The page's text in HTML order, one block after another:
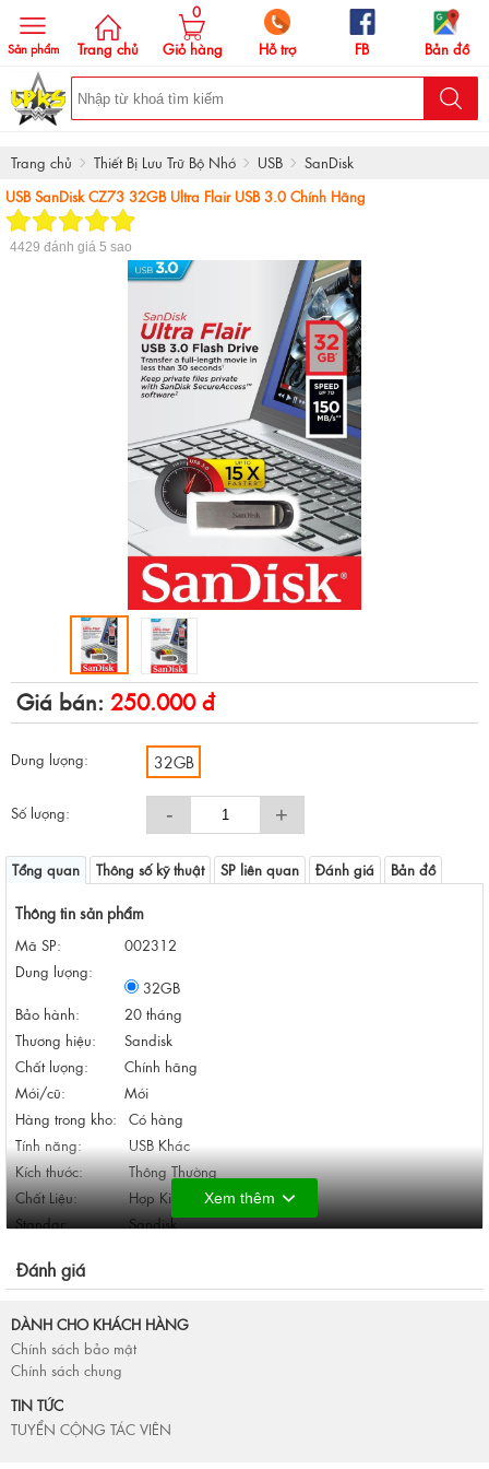
Sản phẩm Trang chủ Giỏ hàng
0
Hỗ trợ
FB Bản đồ
Trang chủ Thiết Bị Lưu Trữ Bộ Nhớ USB
SanDisk
USB SanDisk CZ73 32GB Ultra Flair USB 3.0 Chính Hãng
4429 đánh giá 5 sao
Giá bán: 250.000 đ
Dung lượng: 32GB
Số lượng: - +
Tổng quan Thông số kỹ thuật SP liên quan Đánh giá Bản đồ
Thông tin sản phẩm
Mã SP:
002312
Dung lượng:
32GB
Bảo hành:
20 tháng
Thương hiệu:
Sandisk
Chất lượng:
Chính hãng
Mới/cũ:
Mới
Hàng trong kho:
Có hàng
Tính năng:
USB Khác
Kích thước:
Thông Thường
Chất Liệu:
Hợp Kim Nguyên Khối
Standar:
Sandisk
KHUYẾN MÃI ƯU ĐÃI
LPK Shop đang triển khai chương trình "Khách hàng thân thiết".
Khi mua hàng lần đầu ở Shop bạn chỉ cần để lại tên và số điện
thoại.
Lần tiếp theo bạn đến mua hàng sẽ được giảm giá từ 10% đến 40%
USB SanDisk CZ73 Ultra Flair 32GB – TỐC ĐỘ SIÊU NHANH, THIẾT
Xem thêm
Đánh giá
DÀNH CHO KHÁCH HÀNG
Chính sách bảo mật
Chính sách chung
TIN TỨC
TUYỂN CỘNG TÁC VIÊN